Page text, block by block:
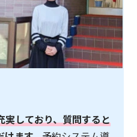
実しており、質問すると